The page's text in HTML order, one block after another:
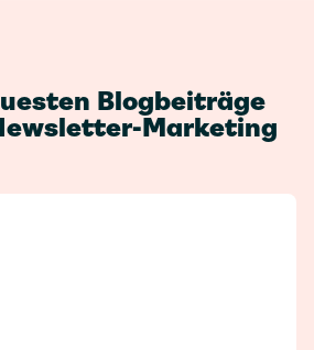
Blogbeiträge
Marketing